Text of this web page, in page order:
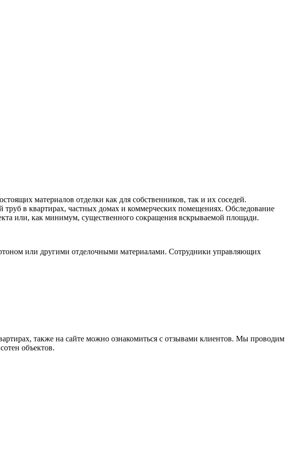
материалов отделки как для собственников, так и их соседей.
в квартирах, частных домах и коммерческих помещениях. Обследование
или, как минимум, существенного сокращения вскрываемой площади.
или другими отделочными материалами. Сотрудники управляющих
также на сайте можно ознакомиться с отзывами клиентов. Мы проводим
объектов.